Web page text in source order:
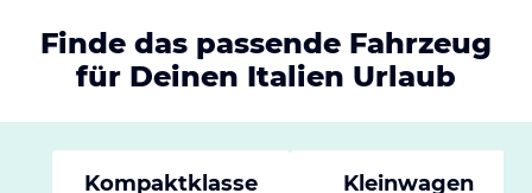
Finde das passende Fahrzeug
für Deinen Italien Urlaub
Kompaktklasse Kleinwagen